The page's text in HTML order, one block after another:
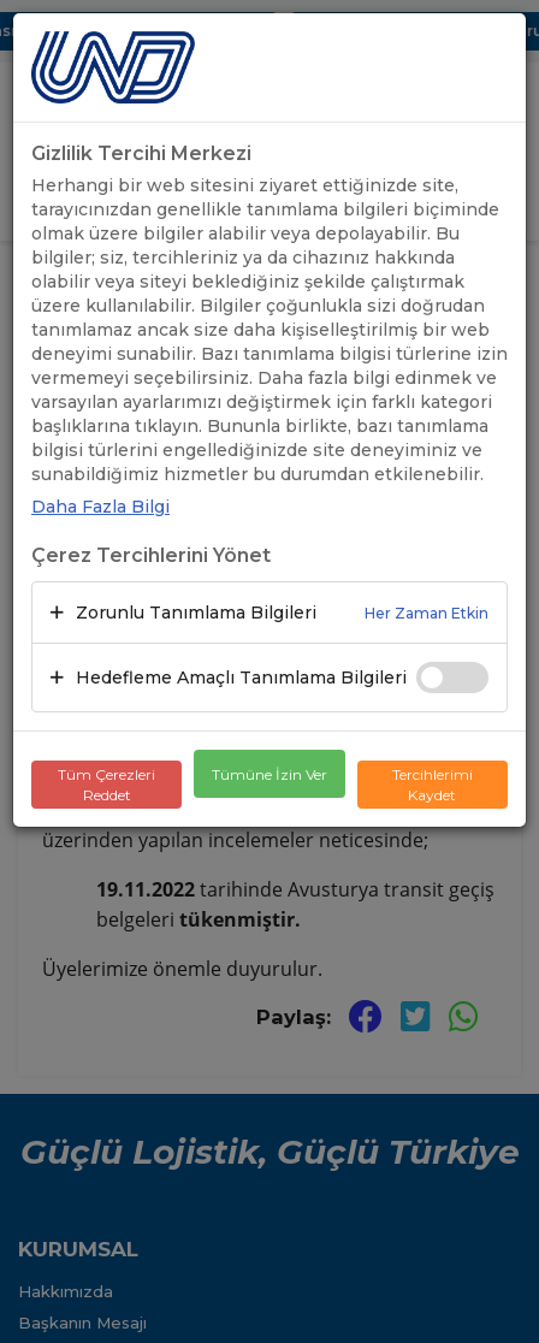
Dijital UBAK Bölümü Hakkında UND, Yunanistan Vize
Uluslararası Nakliyeciler Derneği
GİRİŞ YAP
ANASAYFA /
ÖNEMLİ
DUYURULAR
/
AVUSTURYA TRANSİT GEÇİŞ
BELGELERİ TÜKENDİ
AVUSTURYA TRANSİT GEÇİŞ
BELGELERİ TÜKENDİ
21.11.2022 A+ A-
Geçiş Belgesi Otomasyon Sistemi (GEBOS)
üzerinden yapılan incelemeler neticesinde;
19.11.2022tarihinde Avusturya transit geçiş
belgeleri tükenmiştir.
Üyelerimize önemle duyurulur.
Paylaş:
Güçlü Lojistik, Güçlü Türkiye
KURUMSAL
Hakkımızda
Başkanın Mesajı
Gizlilik Tercihi Merkezi
Herhangi bir web sitesini ziyaret ettiğinizde site,
tarayıcınızdan genellikle tanımlama bilgileri biçiminde
olmak üzere bilgiler alabilir veya depolayabilir. Bu
bilgiler; siz, tercihleriniz ya da cihazınız hakkında
olabilir veya siteyi beklediğiniz şekilde çalıştırmak
üzere kullanılabilir. Bilgiler çoğunlukla sizi doğrudan
tanımlamaz ancak size daha kişiselleştirilmiş bir web
deneyimi sunabilir. Bazı tanımlama bilgisi türlerine izin
vermemeyi seçebilirsiniz. Daha fazla bilgi edinmek ve
varsayılan ayarlarımızı değiştirmek için farklı kategori
başlıklarına tıklayın. Bununla birlikte, bazı tanımlama
bilgisi türlerini engellediğinizde site deneyiminiz ve
sunabildiğimiz hizmetler bu durumdan etkilenebilir.
Daha Fazla Bilgi
Çerez Tercihlerini Yönet
Zorunlu Tanımlama Bilgileri Her Zaman Etkin
Hedefleme Amaçlı Tanımlama Bilgileri
Tüm Çerezleri
Reddet
Tümüne İzin Ver
Tercihlerimi
Kaydet